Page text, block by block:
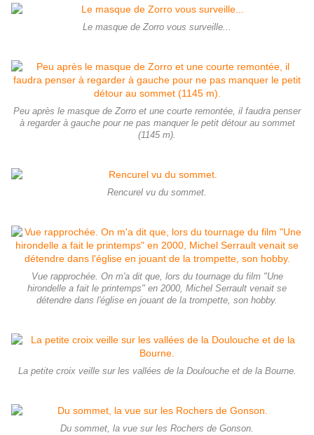
Le masque de Zorro vous surveille...
Peu après le masque de Zorro et une courte remontée, il faudra penser
à regarder à gauche pour ne pas manquer le petit détour au sommet
(1145 m).
Rencurel vu du sommet.
Vue rapprochée. On m'a dit que, lors du tournage du film "Une
hirondelle a fait le printemps" en 2000, Michel Serrault venait se
détendre dans l'église en jouant de la trompette, son hobby.
La petite croix veille sur les vallées de la Doulouche et de la Bourne.
Du sommet, la vue sur les Rochers de Gonson.